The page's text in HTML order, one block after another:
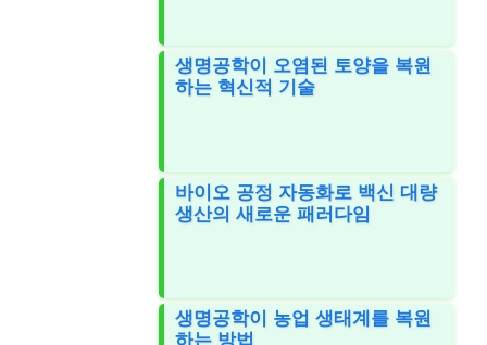
생명공학이 오염된 토양을 복원
하는 혁신적 기술
바이오 공정 자동화로 백신 대량
생산의 새로운 패러다임
생명공학이 농업 생태계를 복원
하는 방법